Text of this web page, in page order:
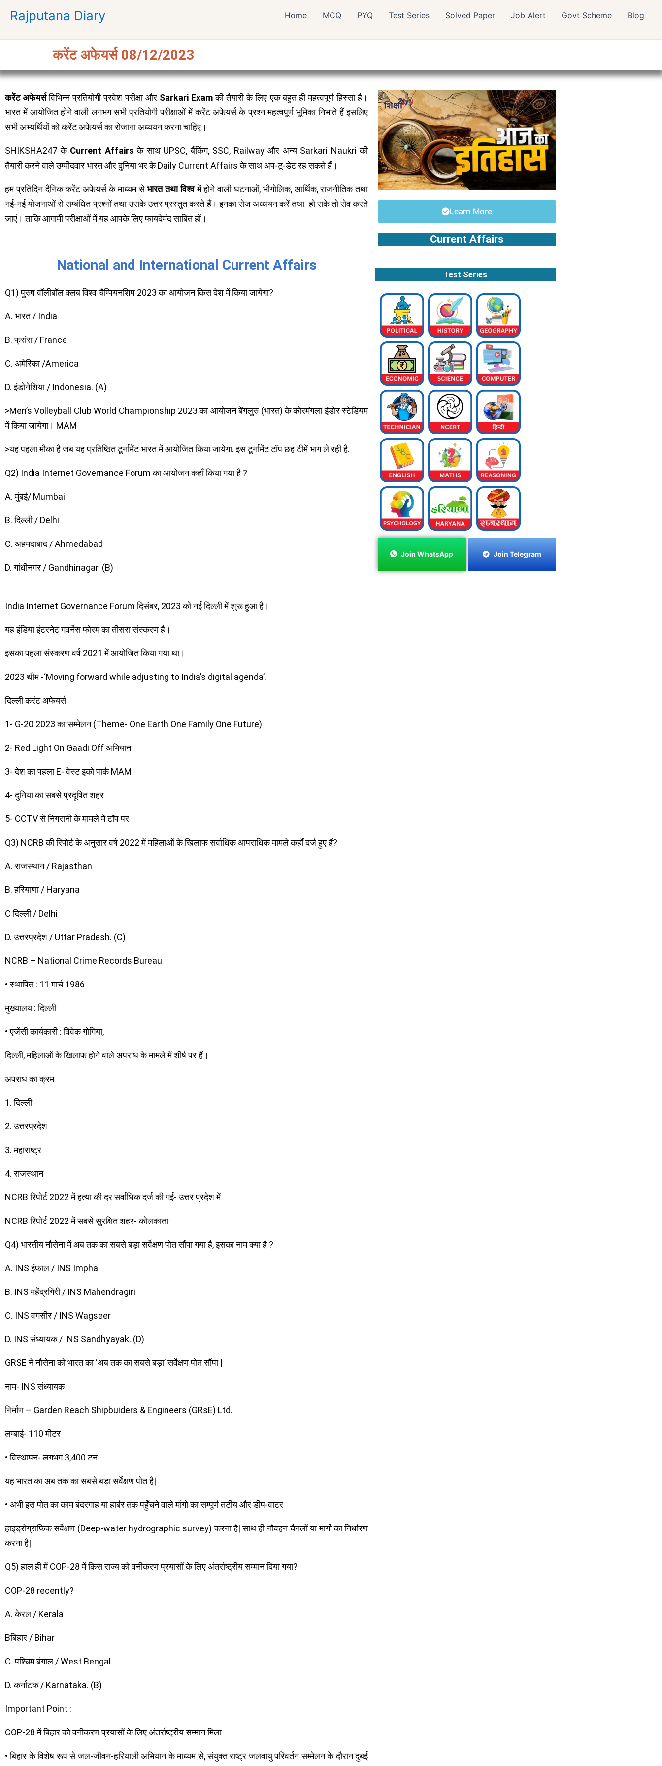
Rajputana Diary Home MCQ PYQ Test Series Solved Paper Job Alert Govt Scheme Blog
करेंट अफेयर्स 08/12/2023
करेंट अफेयर्सविभिन्न प्रतियोगी प्रवेश परीक्षा और Sarkari Examकी तैयारी के लिए एक बहुत ही महत्वपूर्ण हिस्सा है।
भारत में आयोजित होने वाली लगभग सभी प्रतियोगी परीक्षाओं में करेंट अफेयर्स के प्रश्न महत्वपूर्ण भूमिका निभाते हैं इसलिए
सभी अभ्यर्थियों को करेंट अफेयर्स का रोजाना अध्ययन करना चाहिए।
SHIKSHA247 के Current Affairs के साथ UPSC, बैंकिंग, SSC, Railway और अन्य Sarkari Naukri की
तैयारी करने वाले उम्मीदवार भारत और दुनिया भर के Daily Current Affairs के साथ अप-टू-डेट रह सकते हैं।
हम प्रतिदिन दैनिक करेंट अफेयर्स के माध्यम सेभारत तथा विश्वमें होने वाली घटनाओं, भौगोलिक, आर्थिक, राजनीतिक तथा
नई-नई योजनाओं से सम्बंधित प्रश्नों तथा उसके उत्तर प्रस्तुत करते हैं। इनका रोज अध्धयन करें तथा हो सके तो सेव करते
जाएं। ताकि आगामी परीक्षाओं में यह आपके लिए फायदेमंद साबित हों।
National and International Current Affairs
Q1) पुरुष वॉलीबॉल क्लब विश्व चैम्पियनशिप 2023 का आयोजन किस देश में किया जायेगा?
A. भारत / India
B. फ्रांस / France
C. अमेरिका /America
D. इंडोनेशिया / Indonesia. (A)
>Men’s Volleyball Club World Championship 2023 का आयोजन बेंगलुरु (भारत) के कोरमंगला इंडोर स्टेडियम
में किया जायेगा। MAM
>यह पहला मौका है जब यह प्रतिष्ठित टूर्नामेंट भारत में आयोजित किया जायेगा. इस टूर्नामेंट टॉप छह टीमें भाग ले रही है.
Q2) India Internet Governance Forum का आयोजन कहाँ किया गया है ?
A. मुंबई/ Mumbai
B. दिल्ली / Delhi
C. अहमदाबाद / Ahmedabad
D. गांधीनगर / Gandhinagar. (B)
India Internet Governance Forum दिसंबर, 2023 को नई दिल्ली में शुरू हुआ है।
यह इंडिया इंटरनेट गवर्नेस फोरम का तीसरा संस्करण है।
इसका पहला संस्करण वर्ष 2021 में आयोजित किया गया था।
2023 थीम -‘Moving forward while adjusting to India’s digital agenda’.
दिल्ली करंट अफेयर्स
1- G-20 2023 का सम्मेलन (Theme- One Earth One Family One Future)
2- Red Light On Gaadi Off अभियान
3- देश का पहला E- वेस्ट इको पार्क MAM
4- दुनिया का सबसे प्रदूषित शहर
5- CCTV से निगरानी के मामले में टॉप पर
Q3) NCRB की रिपोर्ट के अनुसार वर्ष 2022 में महिलाओं के खिलाफ सर्वाधिक आपराधिक मामले कहाँ दर्ज हुए हैं?
A. राजस्थान / Rajasthan
B. हरियाणा / Haryana
C दिल्ली / Delhi
D. उत्तरप्रदेश / Uttar Pradesh. (C)
NCRB – National Crime Records Bureau
• स्थापित : 11 मार्च 1986
मुख्यालय : दिल्ली
• एजेंसी कार्यकारी : विवेक गोगिया,
दिल्ली, महिलाओं के खिलाफ होने वाले अपराध के मामले में शीर्ष पर हैं।
अपराध का क्रम
1. दिल्ली
2. उत्तरप्रदेश
3. महाराष्ट्र
4. राजस्थान
NCRB रिपोर्ट 2022 में हत्या की दर सर्वाधिक दर्ज की गई- उत्तर प्रदेश में
NCRB रिपोर्ट 2022 में सबसे सुरक्षित शहर- कोलकाता
Q4) भारतीय नौसेना में अब तक का सबसे बड़ा सर्वेक्षण पोत सौंपा गया है, इसका नाम क्या है ?
A. INS इंफाल / INS Imphal
B. INS महेंद्रगिरी / INS Mahendragiri
C. INS वगसीर / INS Wagseer
D. INS संध्यायक / INS Sandhyayak. (D)
GRSE ने नौसेना को भारत का ‘अब तक का सबसे बड़ा’ सर्वेक्षण पोत सौंपा |
नाम- INS संध्यायक
निर्माण – Garden Reach Shipbuiders & Engineers (GRsE) Ltd.
लम्बाई- 110 मीटर
• विस्थापन- लगभग 3,400 टन
यह भारत का अब तक का सबसे बड़ा सर्वेक्षण पोत है|
• अभी इस पोत का काम बंदरगाह या हार्बर तक पहुँचने वाले मांगो का सम्पूर्ण तटीय और डीप-वाटर
हाइड्रोग्राफिक सर्वेक्षण (Deep-water hydrographic survey) करना है| साथ ही नौवहन चैनलों या मार्गो का निर्धारण
करना है|
Q5) हाल ही में COP-28 में किस राज्य को वनीकरण प्रयासों के लिए अंतर्राष्ट्रीय सम्मान दिया गया?
COP-28 recently?
A. केरल / Kerala
Bबिहार / Bihar
C. पश्चिम बंगाल / West Bengal
D. कर्नाटक / Karnataka. (B)
Important Point :
COP-28 में बिहार को वनीकरण प्रयासों के लिए अंतर्राष्ट्रीय सम्मान मिला
• बिहार के विशेष रूप से जल-जीवन-हरियाली अभियान के माध्यम से, संयुक्त राष्ट्र जलवायु परिवर्तन सम्मेलन के दौरान दुबई
Learn More
Current Affairs
Test Series
Join WhatsApp Join Telegram